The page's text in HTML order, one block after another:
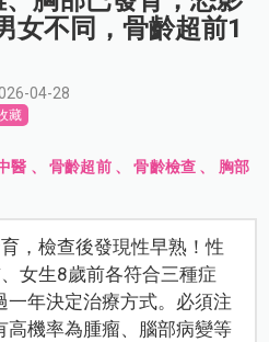
女不同，骨齡超前1
04-28
藏
醫 、骨齡超前、骨齡檢查 、 胸部
，檢查後發現性早熟！性
女生8歲前各符合三種症
一年決定治療方式。必須注
高機率為腫瘤、腦部病變等